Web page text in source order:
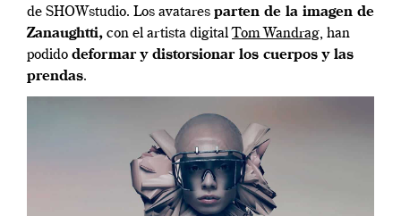
de SHOWstudio. Los avatares parten de la imagen de
Zanaughtti, con el artista digitalTom Wandrag, han
podido deformar y distorsionar los cuerpos y las
prendas.